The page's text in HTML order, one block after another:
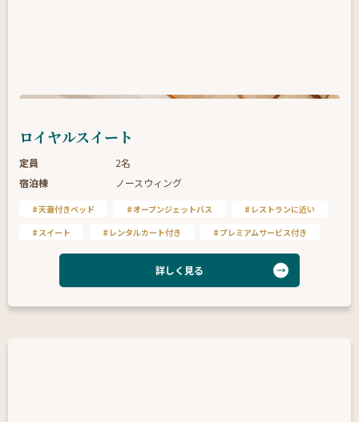
ロイヤルスイート
定員
2名
宿泊棟
ノースウィング
天蓋付きベッド オープンジェットバス
レストランに近い
スイート
レンタルカート付き プレミアムサービス付き
詳しく見る